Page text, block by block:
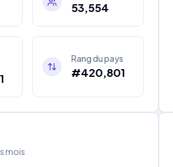
53,554
Rang du pays
#420,801
mois